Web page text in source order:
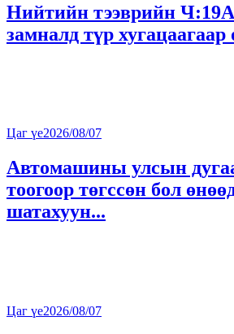
Нийтийн тээврийн
замналд түр хугацаагаар
Цаг үе2026/08/07
Автомашины улсын
тоогоор төгссөн бол
шатахуун...
Цаг үе2026/08/07